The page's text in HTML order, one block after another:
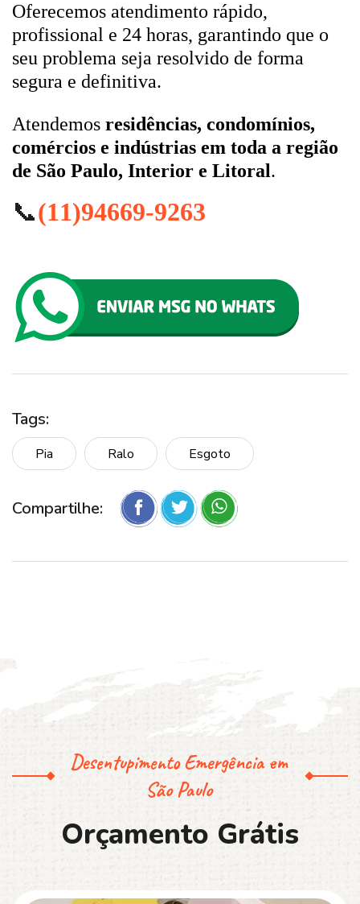
Oferecemos atendimento rápido,
profissional e 24 horas, garantindo que o
seu problema seja resolvido de forma
segura e definitiva.
Atendemos residências, condomínios,
comércios e indústrias em toda a região
de São Paulo, Interior e Litoral.
📞(11)94669-9263
Tags:
Pia Ralo Esgoto
Compartilhe:
Desentupimento Emergência em
São Paulo
Orçamento Grátis